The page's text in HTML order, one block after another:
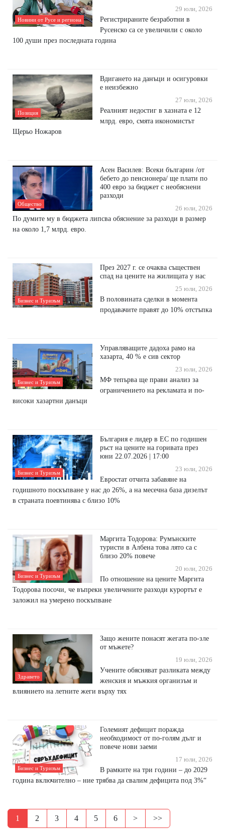
Новини от Русе и региона
29 юли, 2026
Регистрираните безработни в
Русенско са се увеличили с около
100 души през последната година
Позиция
Вдигането на данъци и осигуровки
е неизбежно
27 юли, 2026
Реалният недостиг в хазната е 12
млрд. евро, смята икономистът
Щерьо Ножаров
Общество
Асен Василев: Всеки българин /от
бебето до пенсионера/ ще плати по
400 евро за бюджет с необяснени
разходи
26 юли, 2026
По думите му в бюджета липсва обяснение за разходи в размер
на около 1,7 млрд. евро.
Бизнес и Туризъм
През 2027 г. се очаква съществен
спад на цените на жилищата у нас
25 юли, 2026
В половината сделки в момента
продавачите правят до 10% отстъпка
Бизнес и Туризъм
Управляващите дадоха рамо на
хазарта, 40 % е сив сектор
23 юли, 2026
МФ тепърва ще прави анализ за
ограничението на рекламата и по-
високи хазартни данъци
Бизнес и Туризъм
България е лидер в ЕС по годишен
ръст на цените на горивата през
юни 22.07.2026 | 17:00
23 юли, 2026
Евростат отчита забавяне на
годишното поскъпване у нас до 26%, а на месечна база дизелът
в страната поевтинява с близо 10%
Бизнес и Туризъм
Маргита Тодорова: Румънските
туристи в Албена това лято са с
близо 20% повече
20 юли, 2026
По отношение на цените Маргита
Тодорова посочи, че въпреки увеличените разходи курортът е
заложил на умерено поскъпване
Здравето
Защо жените понасят жегата по-зле
от мъжете?
19 юли, 2026
Учените обясняват разликата между
женския и мъжкия организъм и
влиянието на летните жеги върху тях
Бизнес и Туризъм
Големият дефицит поражда
необходимост от по-голям дълг и
повече нови заеми
17 юли, 2026
В рамките на три години – до 2029
година включително – ние трябва да свалим дефицита под 3%“
1 2 3 4 5 6 > >>